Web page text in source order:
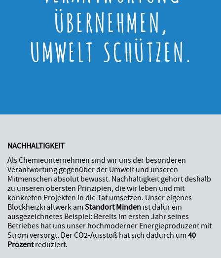
ÜBERNEHMEN,
UMWELT SCHÜTZEN.
NACHHALTIGKEIT
Als Chemieunternehmen sind wir uns der besonderen
Verantwortung gegenüber der Umwelt und unseren
Mitmenschen absolut bewusst. Nachhaltigkeit gehört deshalb
zu unseren obersten Prinzipien, die wir leben und mit
konkreten Projekten in die Tat umsetzen. Unser eigenes
Blockheizkraftwerk am Standort Minden ist dafür ein
ausgezeichnetes Beispiel: Bereits im ersten Jahr seines
Betriebes hat uns unser hochmoderner Energieproduzent mit
Strom versorgt. Der CO2-Ausstoß hat sich dadurch um 40
Prozentreduziert.